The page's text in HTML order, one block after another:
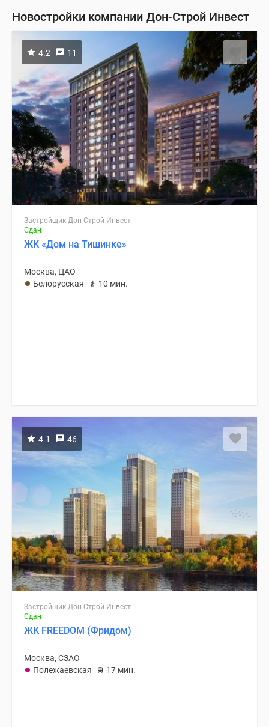
Новостройки компании Дон-Строй Инвест
4.2 11
Застройщик Дон-Строй Инвест
Сдан
ЖК «Дом на Тишинке»
Москва, ЦАО
Белорусская
10 мин.
4.1 46
Застройщик Дон-Строй Инвест
Сдан
ЖК FREEDOM (Фридом)
Москва, СЗАО
Полежаевская
17 мин.